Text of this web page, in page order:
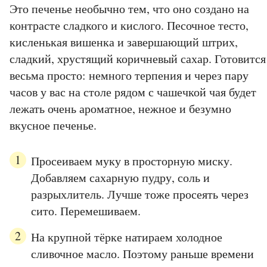
Этопеченье необычно тем, что оно создано на
контрасте сладкого и кислого. Песочное тесто,
кисленькая вишенка и завершающий штрих,
сладкий, хрустящий коричневый сахар. Готовится
весьма просто: немного терпения и через пару
часов у вас на столе рядом с чашечкой чая будет
лежать очень ароматное, нежное и безумно
вкусное печенье.
Просеиваем муку в просторную миску.
Добавляем сахарную пудру, соль и
разрыхлитель. Лучше тоже просеять через
сито. Перемешиваем.
На крупной тёрке натираем холодное
сливочное масло. Поэтому раньше времени